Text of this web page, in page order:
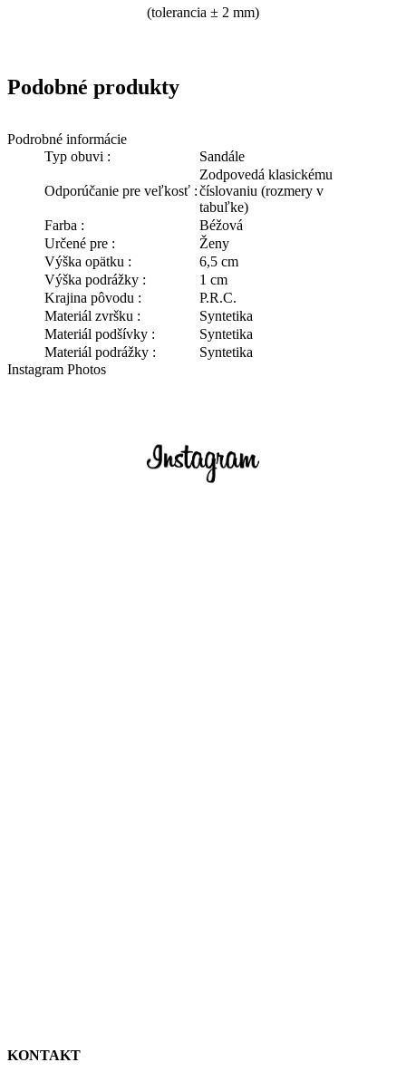
(tolerancia ± 2 mm)
Podrobné informácie
Typ obuvi :
Sandále
Odporúčanie pre veľkosť :
Zodpovedá klasickému
číslovaniu (rozmery v
tabuľke)
Farba :
Béžová
Určené pre :
Ženy
Výška opätku :
6,5 cm
Výška podrážky :
1 cm
Krajina pôvodu :
P.R.C.
Materiál zvršku :
Syntetika
Materiál podšívky :
Syntetika
Materiál podrážky :
Syntetika
Instagram Photos
Podobné produkty
KONTAKT